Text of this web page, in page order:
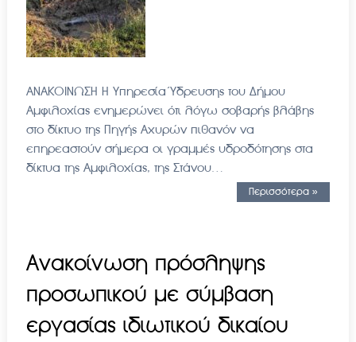
ΑΝΑΚΟΙΝΩΣΗ Η Υπηρεσία Ύδρευσης του Δήμου
Αμφιλοχίας ενημερώνει ότι λόγω σοβαρής βλάβης
στο δίκτυο της Πηγής Αχυρών πιθανόν να
επηρεαστούν σήμερα οι γραμμές υδροδότησης στα
δίκτυα της Αμφιλοχίας, της Στάνου…
Περισσότερα »
Aνακοίνωση πρόσληψης
προσωπικού με σύμβαση
εργασίας ιδιωτικού δικαίου